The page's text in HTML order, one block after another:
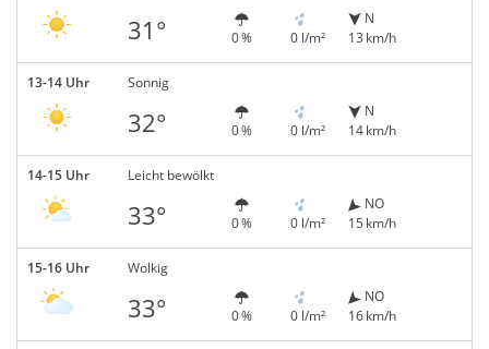
31° 0 % 0 l/m²
N
13 km/h
13-14 Uhr Sonnig
32° 0 % 0 l/m²
N
14 km/h
14-15 Uhr Leicht bewölkt
33° 0 % 0 l/m²
NO
15 km/h
15-16 Uhr Wolkig
33° 0 % 0 l/m²
NO
16 km/h